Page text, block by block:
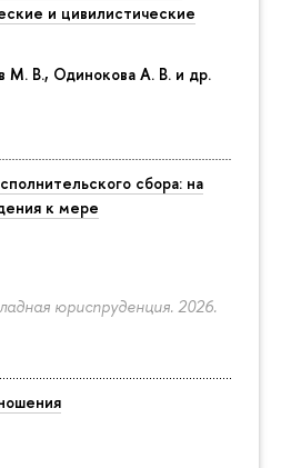
и цивилистические
В., Одинокова А. В. и др.
сбора: на
к мере
юриспруденция. 2026.